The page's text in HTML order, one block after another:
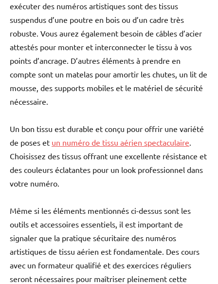
exécuter des numéros artistiques sont des tissus
suspendus d’une poutre en bois ou d’un cadre très
robuste. Vous aurez également besoin de câbles d’acier
attestés pour monter et interconnecter le tissu à vos
points d’ancrage. D’autres éléments à prendre en
compte sont un matelas pour amortir les chutes, un lit de
mousse, des supports mobiles et le matériel de sécurité
nécessaire.
Un bon tissu est durable et conçu pour offrir une variété
de poses et un numéro de tissu aérien spectaculaire
Choisissez des tissus offrant une excellente résistance et
des couleurs éclatantes pour un look professionnel dans
votre numéro.
Même si les éléments mentionnés ci-dessus sont les
outils et accessoires essentiels, il est important de
signaler que la pratique sécuritaire des numéros
artistiques de tissu aérien est fondamentale. Des cours
avec un formateur qualifié et des exercices réguliers
seront nécessaires pour maîtriser pleinement cette